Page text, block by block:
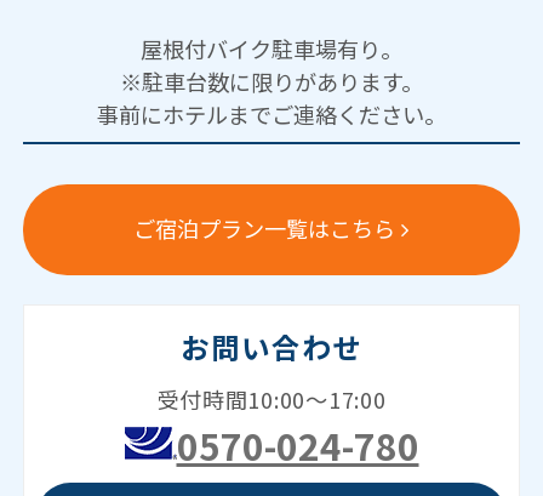
屋根付バイク駐車場有り。
※駐車台数に限りがあります。
事前にホテルまでご連絡ください。
ご宿泊プラン一覧はこちら
お問い合わせ
受付時間10:00～17:00
0570-024-780